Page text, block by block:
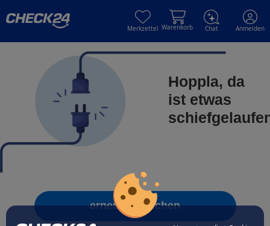
Merkzettel Warenkorb Chat Anmelden
Hoppla, da
ist etwas
erneut versuchen